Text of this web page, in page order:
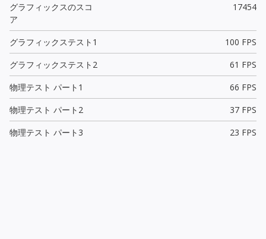
グラフィックスのスコ
ア
17454
グラフィックステスト1
100 FPS
グラフィックステスト2
61 FPS
物理テスト パート1
66 FPS
物理テスト パート2
37 FPS
物理テスト パート3
23 FPS